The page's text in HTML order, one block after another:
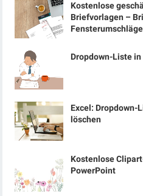
Kostenlose
Briefvorlagen –
Fensterumschläge
Dropdown-Liste
Excel: Dropdown-
löschen
Kostenlose
PowerPoint